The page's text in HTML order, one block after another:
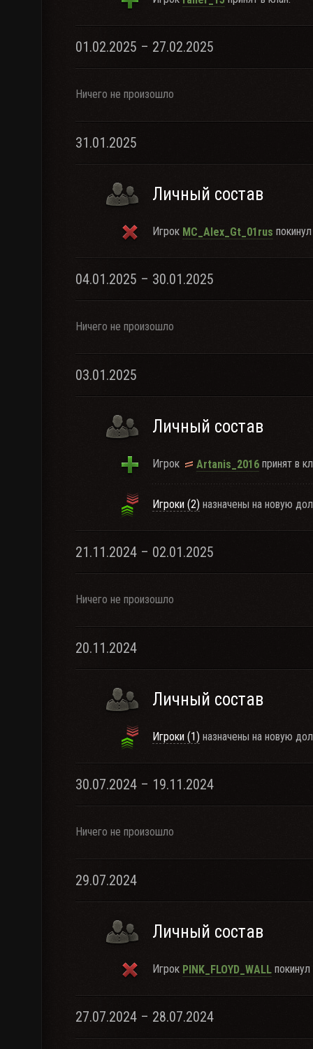
01.02.2025 – 27.02.2025
Ничего не произошло
31.01.2025
Личный состав
Игрок MC_Alex_Gt_01rus
04.01.2025 – 30.01.2025
Ничего не произошло
03.01.2025
Личный состав
Игрок Artanis_2016 принят в
Игроки (2) назначены на новую
21.11.2024 – 02.01.2025
Ничего не произошло
20.11.2024
Личный состав
Игроки (1) назначены на новую
30.07.2024 – 19.11.2024
Ничего не произошло
29.07.2024
Личный состав
Игрок PINK_FLOYD_WALL покинул
27.07.2024 – 28.07.2024